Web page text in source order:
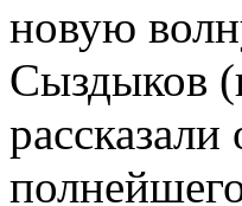
новую
Сыздыков